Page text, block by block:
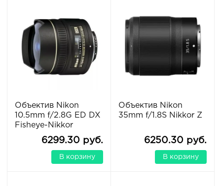
Объектив Nikon
10.5mm f/2.8G ED DX
Fisheye-Nikkor
6299.30 руб.
В корзину
Объектив Nikon
35mm f/1.8S Nikkor Z
6250.30 руб.
В корзину